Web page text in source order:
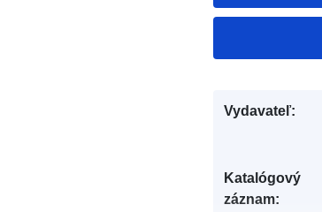
Vydavateľ:
Katalógový
záznam: